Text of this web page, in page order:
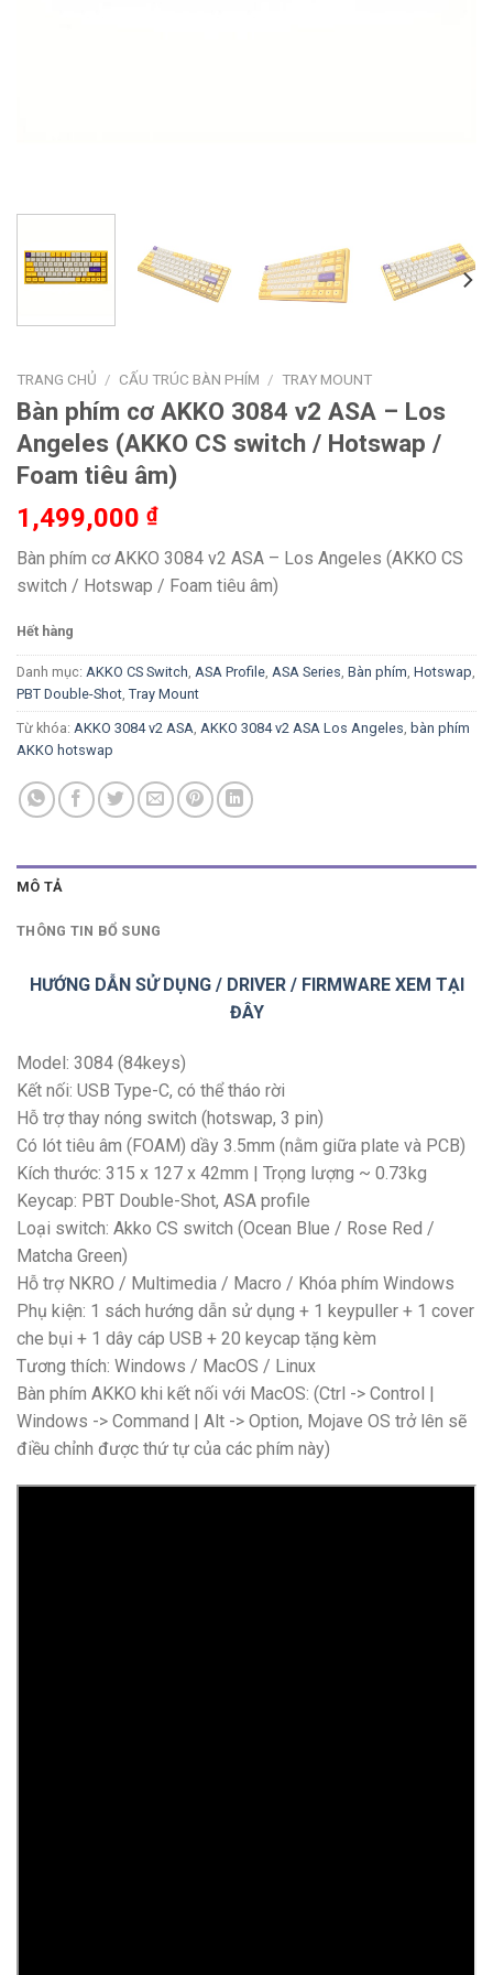
TRANG CHỦ / CẤU TRÚC BÀN PHÍM / TRAY MOUNT
Bàn phím cơ AKKO 3084 v2 ASA – Los
Angeles (AKKO CS switch / Hotswap /
Foam tiêu âm)
1,499,000 ₫
Bàn phím cơ AKKO 3084 v2 ASA – Los Angeles (AKKO CS
switch / Hotswap / Foam tiêu âm)
Hết hàng
Danh mục: AKKO CS Switch ASA Profile ASA Series Bàn phím Hotswap
PBT Double-Shot Tray Mount
Từ khóa: AKKO 3084 v2 ASA AKKO 3084 v2 ASA Los Angeles bàn phím
AKKO hotswap
MÔ TẢ
THÔNG TIN BỔ SUNG
HƯỚNG DẪN SỬ DỤNG / DRIVER / FIRMWARE XEM TẠI
ĐÂY
Model: 3084 (84keys)
Kết nối: USB Type-C, có thể tháo rời
Hỗ trợ thay nóng switch (hotswap, 3 pin)
Có lót tiêu âm (FOAM) dầy 3.5mm (nằm giữa plate và PCB)
Kích thước: 315 x 127 x 42mm | Trọng lượng ~ 0.73kg
Keycap: PBT Double-Shot, ASA profile
Loại switch: Akko CS switch (Ocean Blue / Rose Red /
Matcha Green)
Hỗ trợ NKRO / Multimedia / Macro / Khóa phím Windows
Phụ kiện: 1 sách hướng dẫn sử dụng + 1 keypuller + 1 cover
che bụi + 1 dây cáp USB + 20 keycap tặng kèm
Tương thích: Windows / MacOS / Linux
Bàn phím AKKO khi kết nối với MacOS: (Ctrl -> Control |
Windows -> Command | Alt -> Option, Mojave OS trở lên sẽ
điều chỉnh được thứ tự của các phím này)